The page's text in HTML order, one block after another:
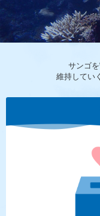
サンゴ
維持してい